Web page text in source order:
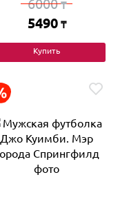
6000₸
5490 ₸
Купить